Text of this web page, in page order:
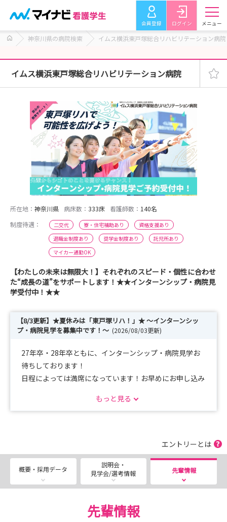
会員登録 ログイン メニュー
神奈川県の病院検索 イムス横浜東戸塚総合リハビリテーション病院
イムス横浜東戸塚総合リハビリテーション病院
所在地： 神奈川県 病床数： 333床 看護師数： 140名
制度待遇：
二交代 寮・住宅補助あり
資格支援あり
退職金制度あり
奨学金制度あり
託児所あり
マイカー通勤OK
【わたしの未来は無限大！】それぞれのスピード・個性に合わせ
た“成長の道”をサポートします！★★インターンシップ・病院見
学受付中！★★
【8/3更新】★夏休みは「東戸塚リハ！」★ ～インターンシッ
プ・病院見学を募集中です！～ (2026/08/03更新)
27年卒・28年卒ともに、インターンシップ・病院見学お
待ちしております！
日程によっては満席になっています！お早めにお申し込み
※公開している日程でご予定が合わない場合には個別相談
■採用試験（2027年3月卒業者対象）
実施場所：イムス横浜東戸塚総合リハビリテーション病院
必要書類：履歴書（写真貼付）・卒業見込証明書・成績証
書類送付先：〒244-0805 神奈川県横浜市戸塚区川上町
もっと見る
エントリーとは
概要・採用データ
説明会・
見学会/選考情報
先輩情報
先輩情報